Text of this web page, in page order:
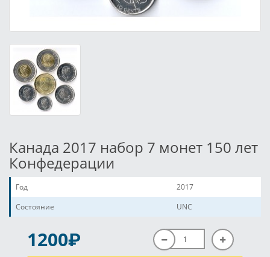
Канада 2017 набор 7 монет 150 лет
Конфедерации
Год
2017
Состояние
UNC
1200P